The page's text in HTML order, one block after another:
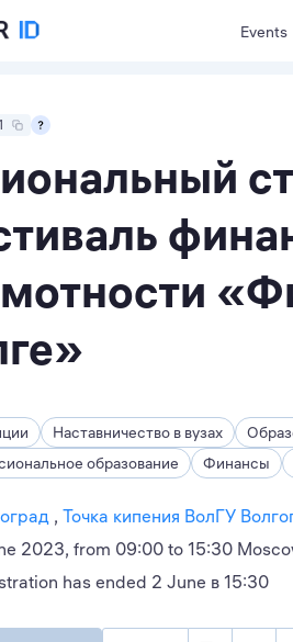
Events
Наставничество в вузах
образование
Финансы
Точка кипения ВолГУ
2023, from 09:00 to 15:30
has ended 2 June в 15:30